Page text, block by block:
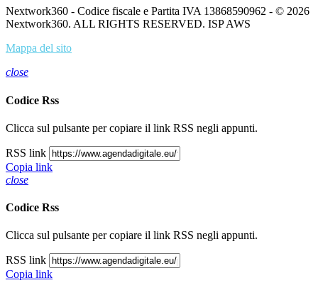
Nextwork360 - Codice fiscale e Partita IVA 13868590962 - © 2026
Nextwork360. ALL RIGHTS RESERVED. ISP AWS
Mappa del sito
close
Codice Rss
Clicca sul pulsante per copiare il link RSS negli appunti.
RSS link
Copia link
close
Codice Rss
Clicca sul pulsante per copiare il link RSS negli appunti.
RSS link
Copia link